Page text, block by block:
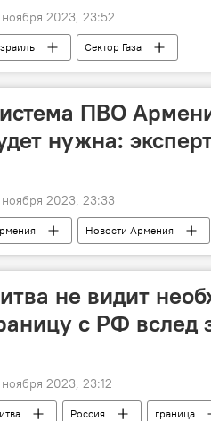
2023, 23:52
Сектор Газа
ПВО
нужна:
2023, 23:33
Новости Армения
не видит
с РФ
2023, 23:12
Россия граница